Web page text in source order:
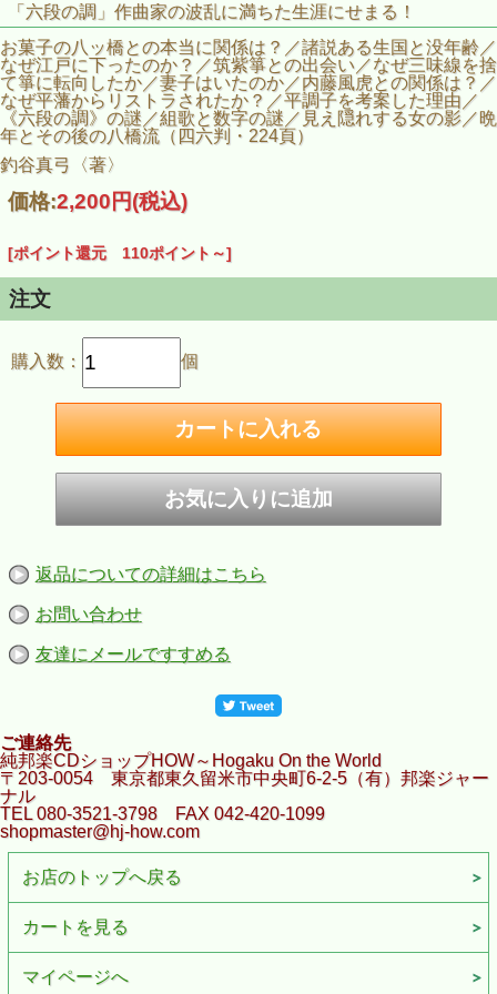
「六段の調」作曲家の波乱に満ちた生涯にせまる！
お菓子の八ッ橋との本当に関係は？／諸説ある生国と没年齢／
なぜ江戸に下ったのか？／筑紫箏との出会い／なぜ三味線を捨
て箏に転向したか／妻子はいたのか／内藤風虎との関係は？／
なぜ平藩からリストラされたか？／平調子を考案した理由／
《六段の調》の謎／組歌と数字の謎／見え隠れする女の影／晩
年とその後の八橋流（四六判・224頁）
釣谷真弓〈著〉
価格:2,200円(税込)
[ポイント還元 110ポイント～]
注文
購入数： 個
返品についての詳細はこちら
お問い合わせ
友達にメールですすめる
ご連絡先
純邦楽CDショップHOW～Hogaku On the World
〒203-0054 東京都東久留米市中央町6-2-5（有）邦楽ジャー
ナル
TEL 080-3521-3798 FAX 042-420-1099
shopmaster@hj-how.com
お店のトップへ戻る
カートを見る
マイページへ